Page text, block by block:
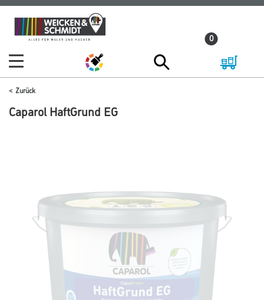
Zum
Inhalt
Zum
Navigationsmenü
0
Zurück
Caparol HaftGrund EG